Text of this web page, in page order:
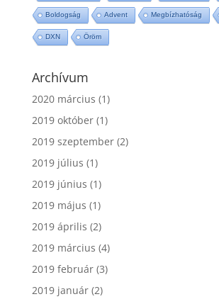
Boldogság Advent Megbízhatóság
DXN Öröm
Archívum
2020 március (1)
2019 október(1)
2019 szeptember(2)
2019 július (1)
2019 június (1)
2019 május (1)
2019 április (2)
2019 március (4)
2019 február(3)
2019 január(2)